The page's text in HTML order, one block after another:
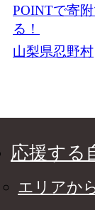
イス オムレツ
ツ作り 料理 調
鶏卵 鶏 新鮮 山
野村]
POINTで寄附
る！
山梨県忍野村
応援する
エリアか